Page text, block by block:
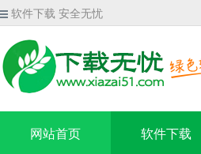
软件下载 安全无忧
网站首页 软件下载